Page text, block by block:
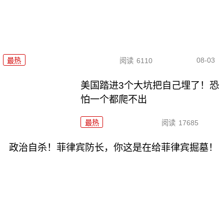
最热 阅读 6110 08-03
美国踏进3个大坑把自己埋了！恐
怕一个都爬不出
最热 阅读 17685
政治自杀！菲律宾防长，你这是在给菲律宾掘墓！